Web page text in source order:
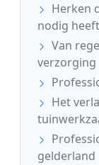
Herken
nodig heeft
Van
verzorging
Het
gelderland